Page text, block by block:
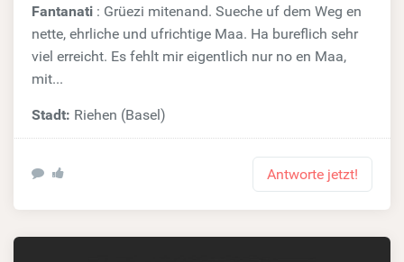
Fantanati : Grüezi mitenand. Sueche uf dem Weg en
nette, ehrliche und ufrichtige Maa. Ha bureflich sehr
viel erreicht. Es fehlt mir eigentlich nur no en Maa,
mit...
Stadt: Riehen (Basel)
Antworte jetzt!